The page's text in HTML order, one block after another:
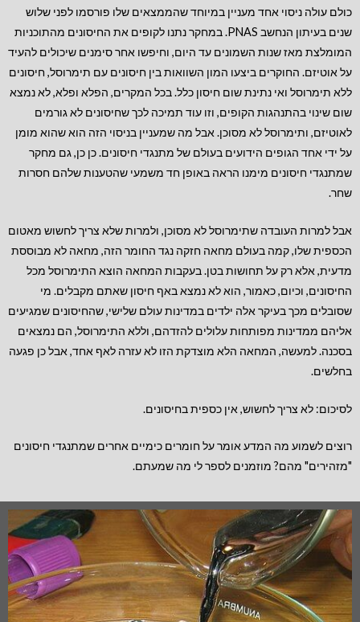
כולם עולה ניסוי אחד מעניין במיוחד שהממצאים שלו פורסמו לפני שלוש
שנים בעיתון הנחשב PNAS. במחקר נתנו לקופים את החיסונים מהתוכניות
המומלצת מאז שנות השמונים עד היום, וחיפשו אחר סימנים שיכולים להעיד
על אוטיזם. החוקרים ביצעו המון השוואות בין חיסונים עם תימרוסל, חיסונים
ללא תימרוסל ואי נתינת שום חיסון כלל. בכל המקרים, הפלא ופלא, לא נמצא
שום שינוי בהתנהגות הקופים, וזו עוד תמיכה לכך שחיסונים לא גורמים
לאוטיזם, ותימרוסל לא מסוכן. אבל מה שמעניין בניסוי הזה הוא שהוא מומן
על ידי אחד הגופים הידועים בעולם של מתנגדי חיסונים. כן כן, גם מחקר
שמתנגדי חיסונים מימנו הראה באופן חד משמעי שהטענות שלהם חסרות
שחר.
אבל למרות העובדה שתימרוסל לא מסוכן, ולמרות שלא צריך לחשוש מאטום
הכספית שלו, קמה בעולם מחאה חזקה נגד החומר הזה, מחאה לא מבוססת
מדעית, אלא רק על תחושות בטן. בעקבות המחאה הוצא התימרוסל מכל
החיסונים, וכיום, כאמור, הוא לא נמצא באף חיסון שאתם מקבלים. מי
שסובלים מכך בעיקר אלה ילדים במדינות עולם שלישי, שהחיסונים שמגיעים
אליהם ממדינות מפותחות עלולים להזדהם, וללא התימרוסל, הם נמצאים
בסכנה. למעשה, המחאה הלא מוצדקת הזו לא עזרה לאף אחד, אבל כן פגעה
בחלשים.
לסיכום: לא צריך לחשוש, אין כספית בחיסונים.
רוצים לשמוע מה המדע אומר על חומרים כימיים אחרים שמתנגדי חיסונים
"מזהירים" מהם? מוזמנים לספר לי מה שמעתם.